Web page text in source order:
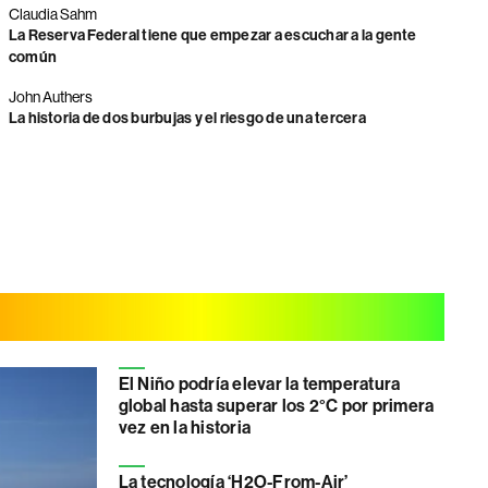
Claudia Sahm
La Reserva Federal tiene que empezar a escuchar a la gente
común
John Authers
La historia de dos burbujas y el riesgo de una tercera
El Niño podría elevar la temperatura
global hasta superar los 2°C por primera
vez en la historia
La tecnología ‘H2O-From-Air’